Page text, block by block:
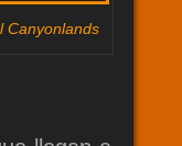
Canyonlands